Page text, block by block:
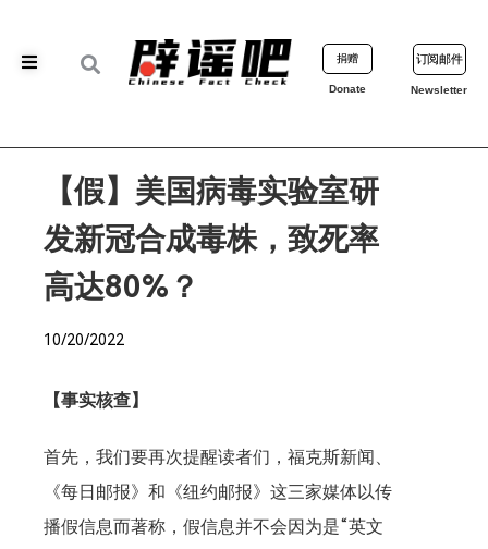
捐赠
Donate
订阅邮件
Newsletter
【假】美国病毒实验室研
发新冠合成毒株，致死率
高达80%？
10/20/2022
【事实核查】
首先，我们要再次提醒读者们，福克斯新闻、
《每日邮报》和《纽约邮报》这三家媒体以传
播假信息而著称，假信息并不会因为是“英文